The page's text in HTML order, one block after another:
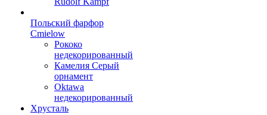
Польский фарфор
Сmielow
Рококо
недекорированный
Камелия Серый
орнамент
Oktawa
недекорированный
Хрусталь